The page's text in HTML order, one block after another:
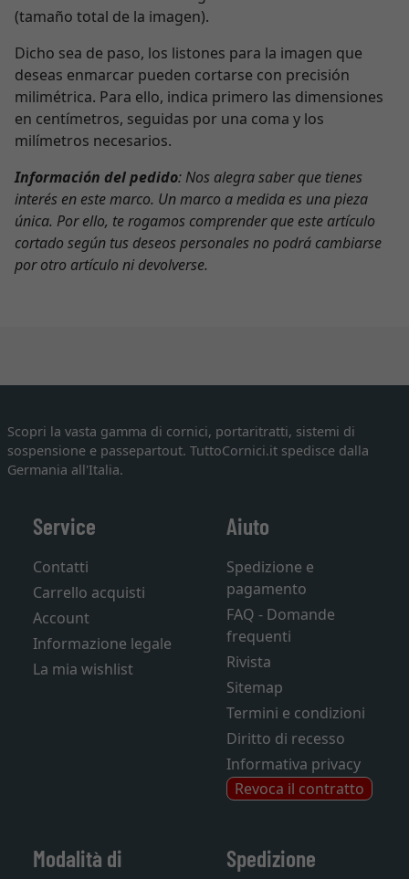
(tamaño total de la imagen).
Dicho sea de paso, los listones para la imagen que
deseas enmarcar pueden cortarse con precisión
milimétrica. Para ello, indica primero las dimensiones
en centímetros, seguidas por una coma y los
milímetros necesarios.
Información del pedido: Nos alegra saber que tienes
interés en este marco. Un marco a medida es una pieza
única. Por ello, te rogamos comprender que este artículo
cortado según tus deseos personales no podrá cambiarse
por otro artículo ni devolverse.
Scopri la vasta gamma di cornici, portaritratti, sistemi di
sospensione e passepartout. TuttoCornici.it spedisce dalla
Germania all'Italia.
Service
Contatti
Carrello acquisti
Account
Informazione legale
La mia wishlist
Aiuto
Spedizione e
pagamento
FAQ - Domande
frequenti
Rivista
Sitemap
Termini e condizioni
Diritto di recesso
Informativa privacy
Revoca il contratto
Modalità di
Spedizione